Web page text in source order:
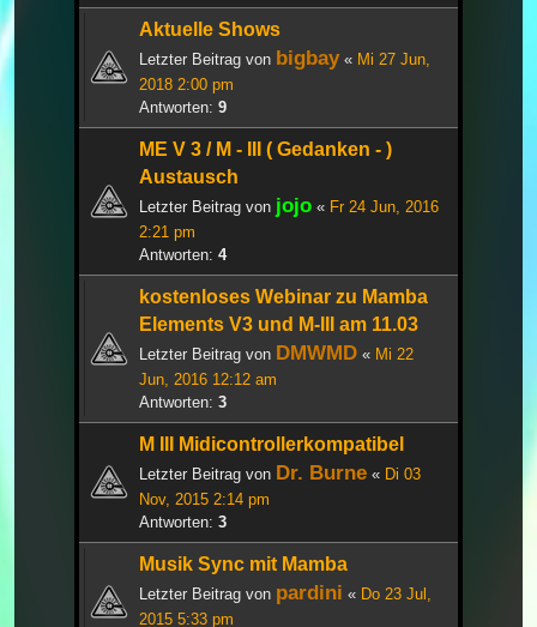
Aktuelle Shows
Letzter Beitrag von bigbay« Mi 27 Jun,
2018 2:00 pm
Antworten: 9
ME V 3 / M - III ( Gedanken - )
Austausch
Letzter Beitrag von jojo « Fr 24 Jun, 2016
2:21 pm
Antworten: 4
kostenloses Webinar zu Mamba
Elements V3 und M-III am 11.03
Letzter Beitrag von DMWMD « Mi 22
Jun, 2016 12:12 am
Antworten: 3
M III Midicontrollerkompatibel
Letzter Beitrag von Dr. Burne « Di 03
Nov, 2015 2:14 pm
Antworten: 3
Musik Sync mit Mamba
Letzter Beitrag von pardini « Do 23 Jul,
2015 5:33 pm